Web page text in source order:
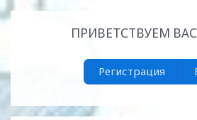
ПРИВЕТСТВУЕМ ВАС
Регистрация